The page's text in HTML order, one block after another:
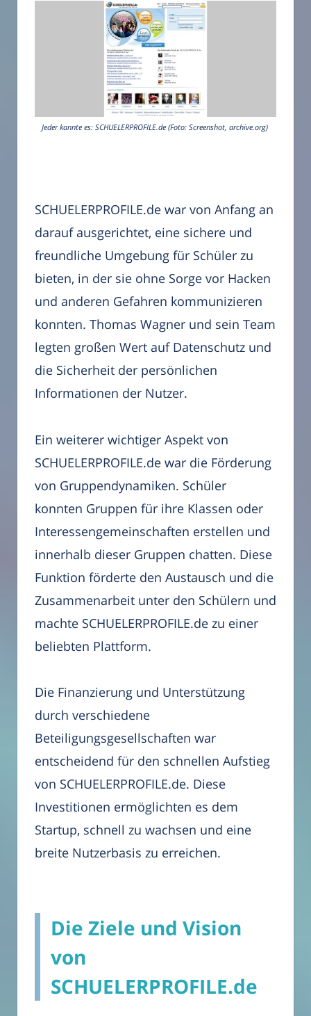
Jeder kannte es: SCHUELERPROFILE.de (Foto: Screenshot, archive.org)
SCHUELERPROFILE.de war von Anfang an
darauf ausgerichtet, eine sichere und
freundliche Umgebung für Schüler zu
bieten, in der sie ohne Sorge vor Hacken
und anderen Gefahren kommunizieren
konnten. Thomas Wagner und sein Team
legten großen Wert auf Datenschutz und
die Sicherheit der persönlichen
Informationen der Nutzer.
Ein weiterer wichtiger Aspekt von
SCHUELERPROFILE.de war die Förderung
von Gruppendynamiken. Schüler
konnten Gruppen für ihre Klassen oder
Interessengemeinschaften erstellen und
innerhalb dieser Gruppen chatten. Diese
Funktion förderte den Austausch und die
Zusammenarbeit unter den Schülern und
machte SCHUELERPROFILE.de zu einer
beliebten Plattform.
Die Finanzierung und Unterstützung
durch verschiedene
Beteiligungsgesellschaften war
entscheidend für den schnellen Aufstieg
von SCHUELERPROFILE.de. Diese
Investitionen ermöglichten es dem
Startup, schnell zu wachsen und eine
breite Nutzerbasis zu erreichen.
Die Ziele und Vision
von
SCHUELERPROFILE.de